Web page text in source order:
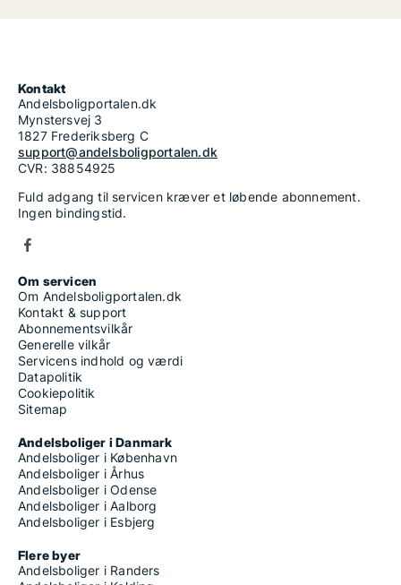
Kontakt
Andelsboligportalen.dk
Mynstersvej 3
1827 Frederiksberg C
support@andelsboligportalen.dk
CVR: 38854925
Fuld adgang til servicen kræver et løbende abonnement.
Ingen bindingstid.
Om servicen
Om Andelsboligportalen.dk
Kontakt & support
Abonnementsvilkår
Generelle vilkår
Servicens indhold og værdi
Datapolitik
Cookiepolitik
Sitemap
Andelsboliger i Danmark
Andelsboliger i København
Andelsboliger i Århus
Andelsboliger i Odense
Andelsboliger i Aalborg
Andelsboliger i Esbjerg
Flere byer
Andelsboliger i Randers